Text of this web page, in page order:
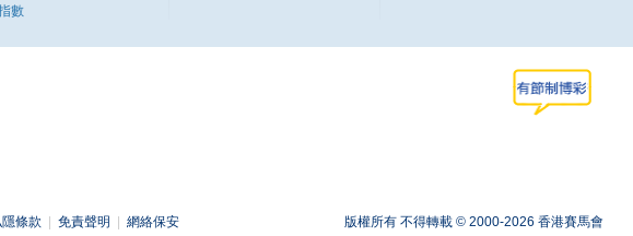
數
條款 免責聲明 網絡保安 版權所有 不得轉載 © 2000-2026 香港賽馬會